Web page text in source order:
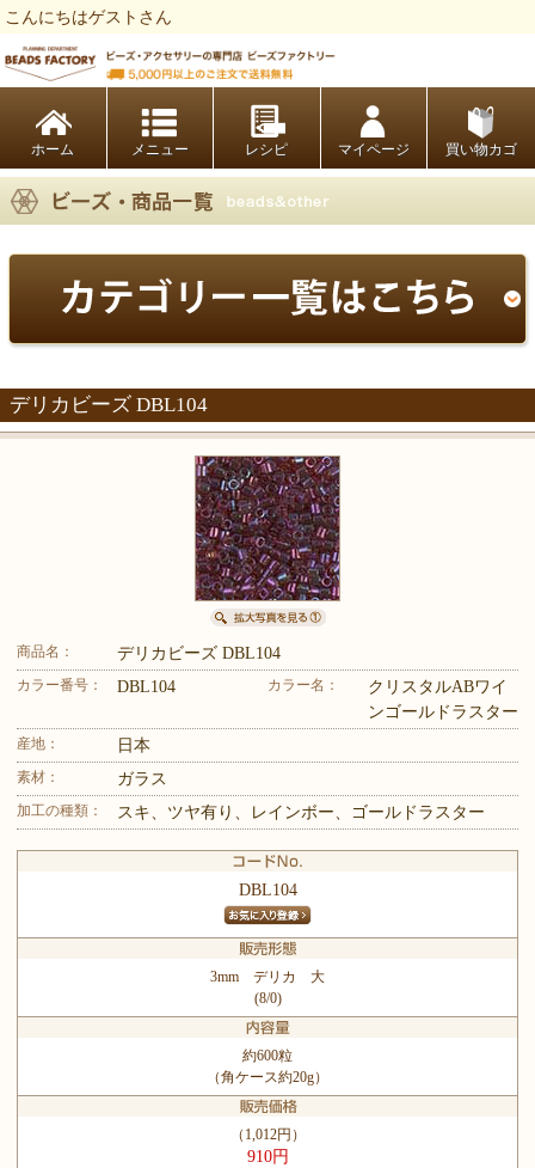
こんにちはゲストさん
ホーム レシピ マイページ 買い物カゴ
デリカビーズ DBL104
商品名： デリカビーズ DBL104
カラー番号： DBL104 カラー名：
クリスタルABワイ
ンゴールドラスター
産地： 日本
素材： ガラス
加工の種類： スキ、ツヤ有り、レインボー、ゴールドラスター
DBL104
3mm デリカ 大
(8/0)
約600粒
（角ケース約20g）
（1,012円）
910円